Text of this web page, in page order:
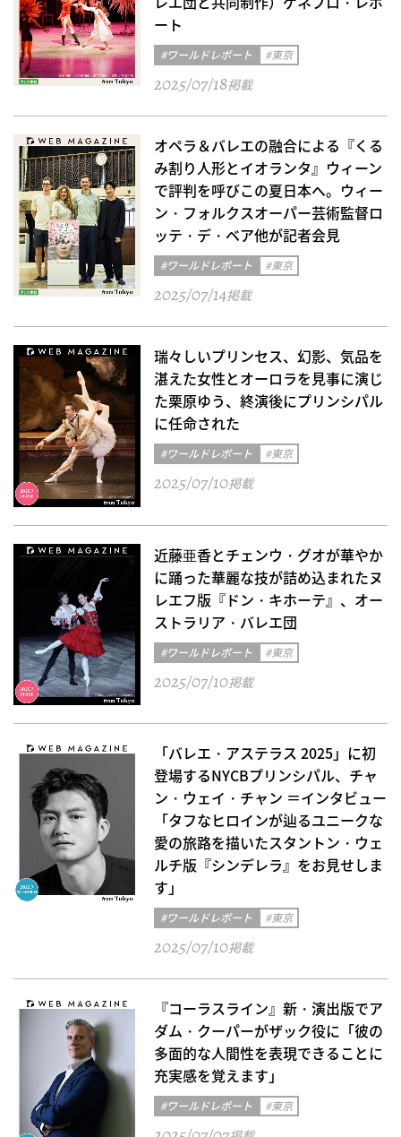
ート
#ワールドレポート #東京
2025/07/18掲載
オペラ＆バレエの融合による『くる
み割り人形とイオランタ』ウィーン
で評判を呼びこの夏日本へ。ウィー
ン・フォルクスオーパー芸術監督ロ
ッテ・デ・ベア他が記者会見
#ワールドレポート #東京
2025/07/14掲載
瑞々しいプリンセス、幻影、気品を
湛えた女性とオーロラを見事に演じ
た栗原ゆう、終演後にプリンシパル
に任命された
#ワールドレポート #東京
2025/07/10掲載
近藤亜香とチェンウ・グオが華やか
に踊った華麗な技が詰め込まれたヌ
レエフ版『ドン・キホーテ』、オー
ストラリア・バレエ団
#ワールドレポート #東京
2025/07/10掲載
「バレエ・アステラス 2025」に初
登場するNYCBプリンシパル、チャ
ン・ウェイ・チャン ＝インタビュー
「タフなヒロインが辿るユニークな
愛の旅路を描いたスタントン・ウェ
ルチ版『シンデレラ』をお見せしま
す」
#ワールドレポート #東京
2025/07/10掲載
『コーラスライン』新・演出版でア
ダム・クーパーがザック役に「彼の
多面的な人間性を表現できることに
充実感を覚えます」
#ワールドレポート #東京